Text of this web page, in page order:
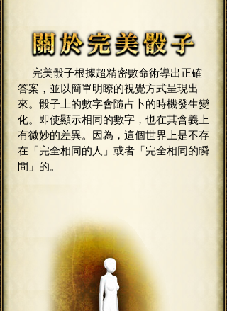
完美骰子根據超精密數命術導出正確
答案，並以簡單明瞭的視覺方式呈現出
來。骰子上的數字會隨占卜的時機發生變
化。即使顯示相同的數字，也在其含義上
有微妙的差異。因為，這個世界上是不存
在「完全相同的人」或者「完全相同的瞬
間」的。